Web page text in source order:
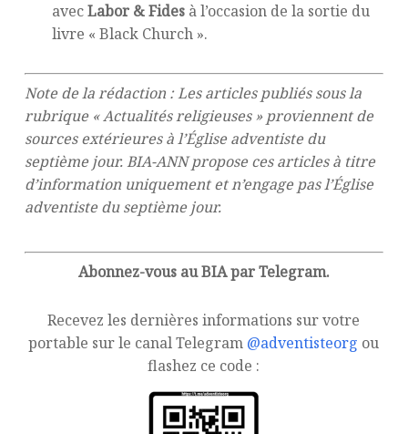
avecLabor & Fidesà l’occasion de la sortie du
livre « Black Church ».
Note de la rédaction : Les articles publiés sous la
rubrique « Actualités religieuses » proviennent de
sources extérieures à l’Église adventiste du
septième jour. BIA-ANN propose ces articles à titre
d’information uniquement et n’engage pas l’Église
adventiste du septième jour.
Abonnez-vous au BIA par Telegram.
Recevez les dernières informations sur votre
portable sur le canal Telegram @adventisteorg ou
flashez ce code :